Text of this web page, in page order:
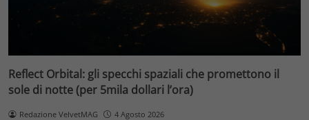
Reflect Orbital: gli specchi spaziali che promettono il
sole di notte (per 5mila dollari l’ora)
Redazione VelvetMAG 4 Agosto 2026